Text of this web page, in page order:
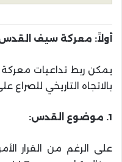
أولاً: معركة سيف القدس
يمكن ربط تداعيات
بالاتجاه التاريخي للصراع
1. موضوع القدس:
على الرغم من القرار